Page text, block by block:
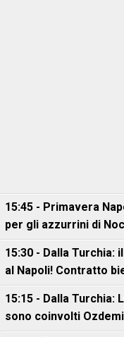
15:45 - Primavera
per gli azzurrini di
15:30 - Dalla Turchia:
al Napoli! Contratto
15:15 - Dalla Turchia:
sono coinvolti